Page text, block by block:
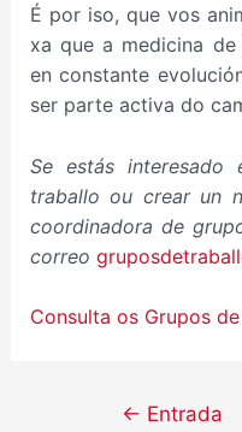
É por iso, que vos
xa que a medicina
en constante
ser parte activa do
Se estás
traballo ou crear un
coordinadora de
correo
Consulta os Grupos
← Entrada